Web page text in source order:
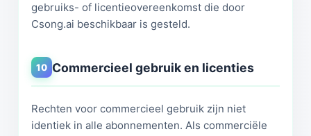
gebruiks- of licentieovereenkomst die door
Csong.ai beschikbaar is gesteld.
10 Commercieel gebruik en licenties
Rechten voor commercieel gebruik zijn niet
identiek in alle abonnementen. Als commerciële